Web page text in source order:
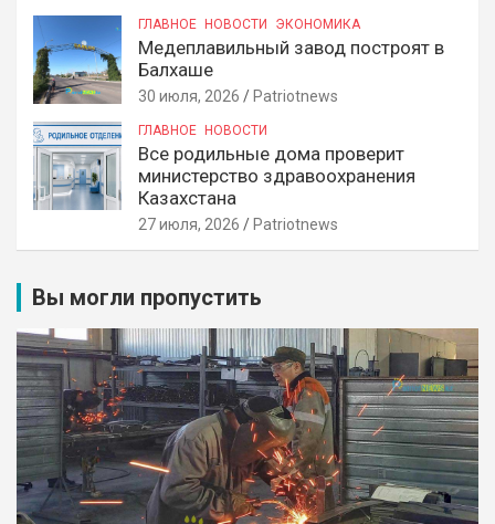
ГЛАВНОЕ НОВОСТИ ЭКОНОМИКА
Медеплавильный завод построят в
Балхаше
30 июля, 2026 Patriotnews
ГЛАВНОЕ НОВОСТИ
Все родильные дома проверит
министерство здравоохранения
Казахстана
27 июля, 2026 Patriotnews
Вы могли пропустить